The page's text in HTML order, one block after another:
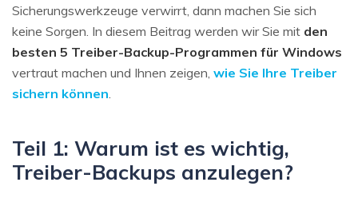
Sicherungswerkzeuge verwirrt, dann machen Sie sich
keine Sorgen. In diesem Beitrag werden wir Sie mit den
besten 5 Treiber-Backup-Programmen für Windows
vertraut machen und Ihnen zeigen, wie Sie Ihre Treiber
sichern können
Teil 1: Warum ist es wichtig,
Treiber-Backups anzulegen?